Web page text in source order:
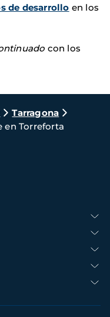
de desarrollo en los
con los
Tarragona
en Torreforta